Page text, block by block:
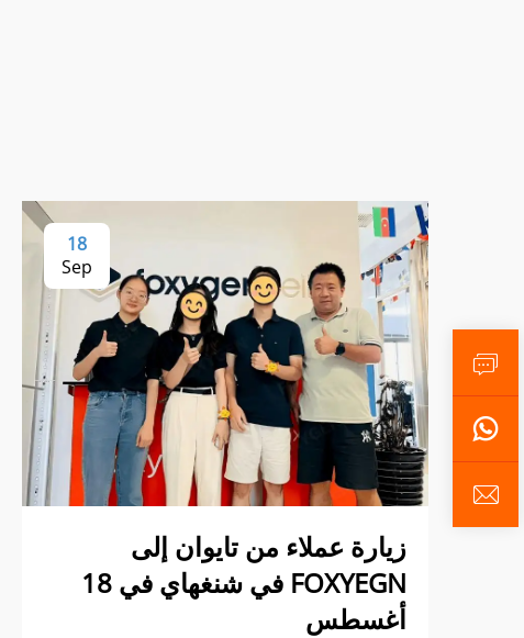
18
Sep
زيارة عملاء من تايوان إلى
FOXYEGN في شنغهاي في 18
أغسطس